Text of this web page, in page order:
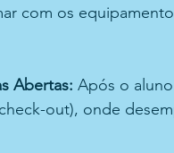
com os
Abertas: Após o
out), onde